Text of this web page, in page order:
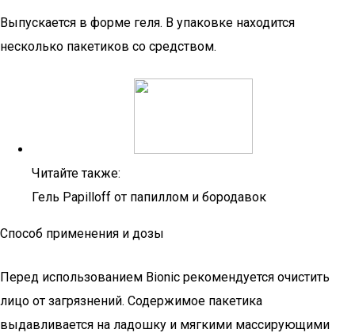
Выпускается в форме геля. В упаковке находится
несколько пакетиков со средством.
Читайте также:
Гель Papilloff от папиллом и бородавок
Способ применения и дозы
Перед использованием Bionic рекомендуется очистить
лицо от загрязнений. Содержимое пакетика
выдавливается на ладошку и мягкими массирующими